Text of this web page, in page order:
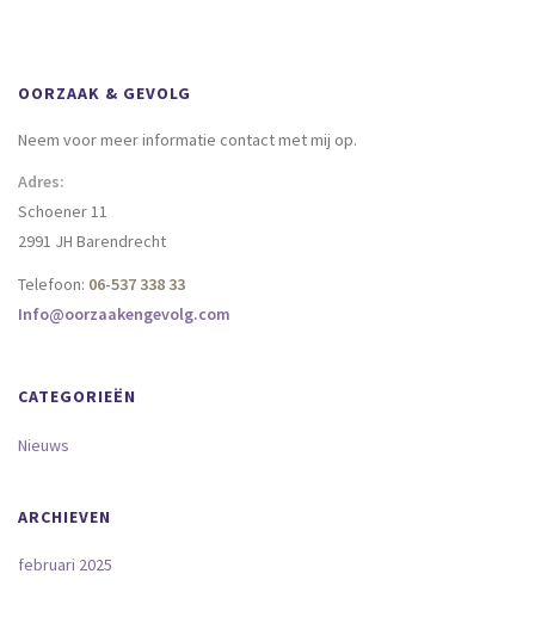
OORZAAK & GEVOLG
Neem voor meer informatie contact met mij op.
Adres:
Schoener 11
2991 JH Barendrecht
Telefoon: 06-537 338 33
Info@oorzaakengevolg.com
CATEGORIEËN
Nieuws
ARCHIEVEN
februari 2025